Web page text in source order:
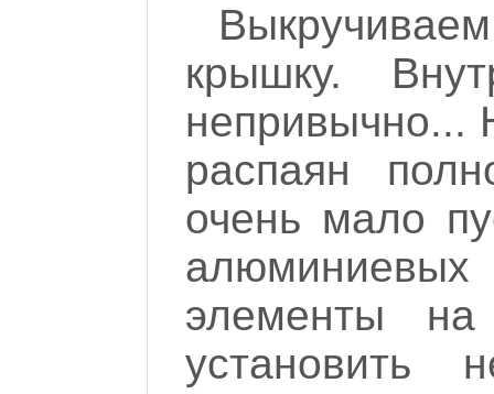
крышку.
непривычно...
распаян
очень мало
алюминиевых
элементы
установить